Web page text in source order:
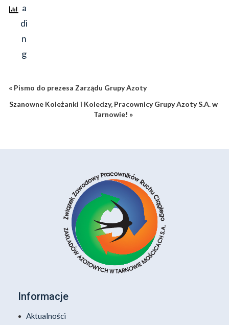
« Pismo do prezesa Zarządu Grupy Azoty
Szanowne Koleżanki i Koledzy, Pracownicy Grupy Azoty S.A. w
Tarnowie! »
Informacje
Aktualności